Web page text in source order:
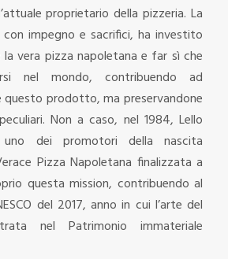
proprietario della pizzeria. La
impegno e sacrifici, ha investito
vera pizza napoletana e far sì che
nel mondo, contribuendo ad
questo prodotto, ma preservandone
Non a caso, nel 1984, Lello
dei promotori della nascita
Pizza Napoletana finalizzata a
questa mission, contribuendo al
del 2017, anno in cui l’arte del
nel Patrimonio immateriale